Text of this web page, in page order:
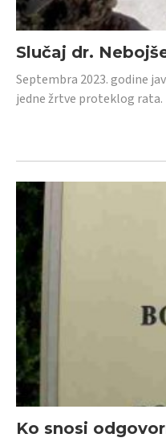
Slučaj dr.
Septembra 2023. godine
jedne žrtve proteklog
Ko snosi